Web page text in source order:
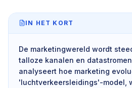
IN HET KORT
De marketingwereld wordt
talloze kanalen en
analyseert hoe marketing
'luchtverkeersleidings'-model,